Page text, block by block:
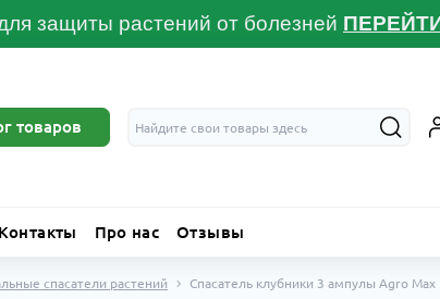
защиты растений от болезней
товаров
Контакты Про нас Отзывы
спасатели растений Спасатель клубники 3 ампулы Agro Max